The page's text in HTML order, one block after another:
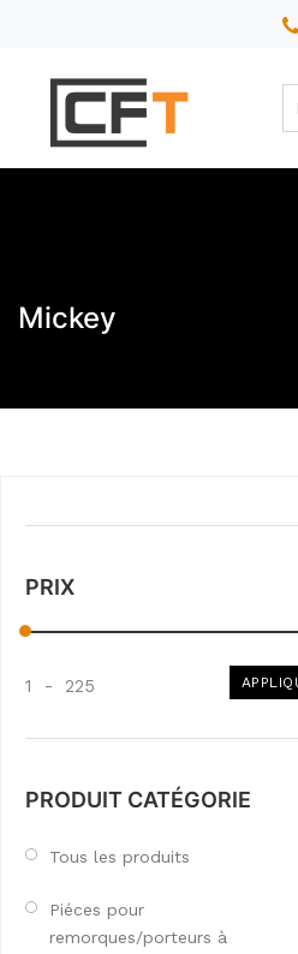
Mickey
PRIX
1 - 225
PRODUIT CATÉGORIE
Tous les produits
Piéces pour
remorques/porteurs à